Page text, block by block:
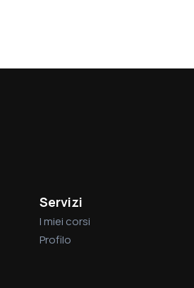
Servizi
I miei corsi
Profilo